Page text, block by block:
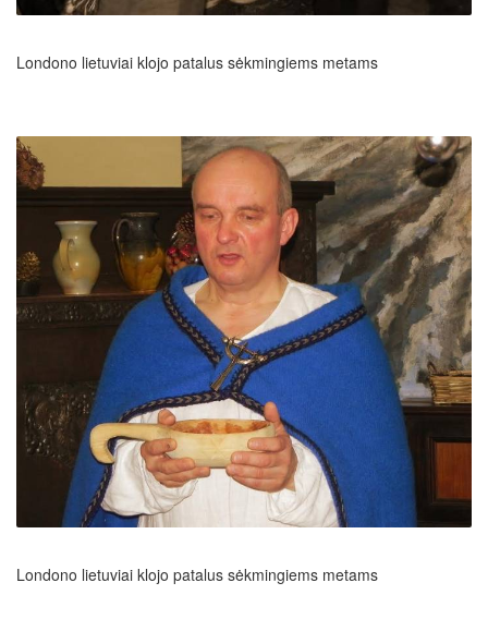
Londono lietuviai klojo patalus sėkmingiems metams
Londono lietuviai klojo patalus sėkmingiems metams